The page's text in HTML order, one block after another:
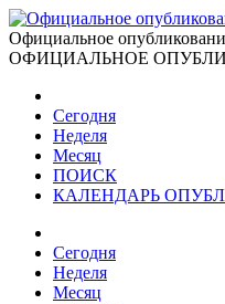
Официальное
ОФИЦИАЛЬНОЕ
Сегодня
Неделя
Месяц
ПОИСК
КАЛЕНДАРЬ
Сегодня
Неделя
Месяц